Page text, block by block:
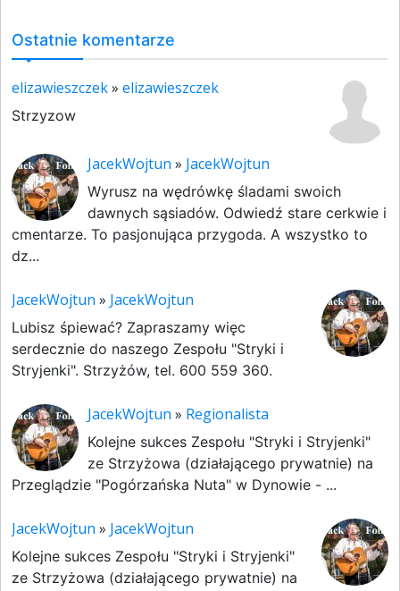
Ostatnie komentarze
elizawieszczek» elizawieszczek
Strzyzow
JacekWojtun » JacekWojtun
Wyrusz na wędrówkę śladami swoich
dawnych sąsiadów. Odwiedź stare cerkwie i
cmentarze. To pasjonująca przygoda. A wszystko to
dz...
JacekWojtun » JacekWojtun
Lubisz śpiewać? Zapraszamy więc
serdecznie do naszego Zespołu "Stryki i
Stryjenki". Strzyżów, tel. 600 559 360.
JacekWojtun » Regionalista
Kolejne sukces Zespołu "Stryki i Stryjenki"
ze Strzyżowa (działającego prywatnie) na
Przeglądzie "Pogórzańska Nuta" w Dynowie - ...
JacekWojtun » JacekWojtun
Kolejne sukces Zespołu "Stryki i Stryjenki"
ze Strzyżowa (działającego prywatnie) na